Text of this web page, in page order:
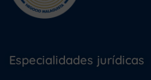
Especialidades jurídicas